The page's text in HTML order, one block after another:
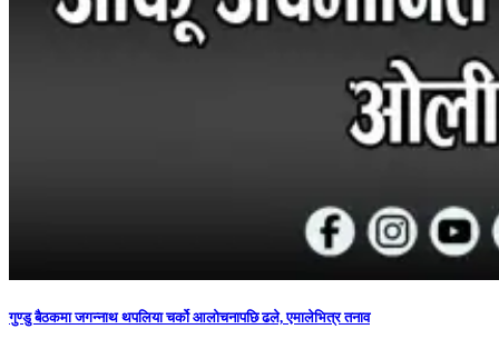
गुण्डु बैठकमा जगन्नाथ थपलिया चर्को आलोचनापछि ढले, एमालेभित्र तनाव